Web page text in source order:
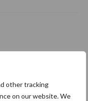
other tracking
on our website. We